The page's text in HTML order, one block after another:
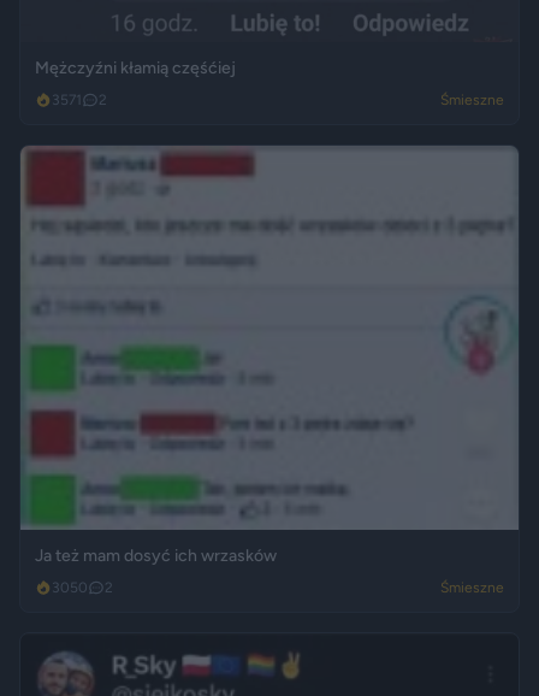
Mężczyźni kłamią częśćiej
3571 2 Śmieszne
Ja też mam dosyć ich wrzasków
3050 2 Śmieszne